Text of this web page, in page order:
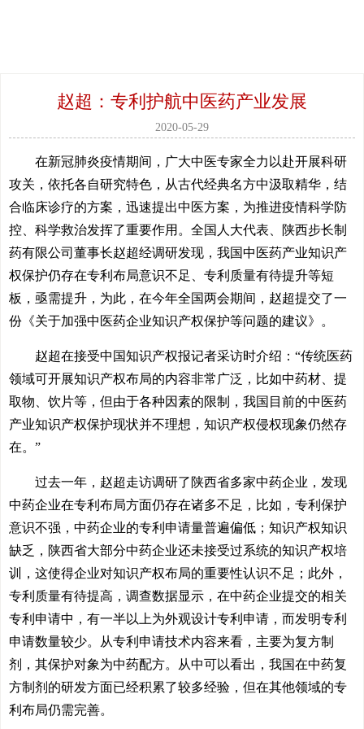
赵超：专利护航中医药产业发展
2020-05-29
在新冠肺炎疫情期间，广大中医专家全力以赴开展科研
攻关，依托各自研究特色，从古代经典名方中汲取精华，结
合临床诊疗的方案，迅速提出中医方案，为推进疫情科学防
控、科学救治发挥了重要作用。全国人大代表、陕西步长制
药有限公司董事长赵超经调研发现，我国中医药产业知识产
权保护仍存在专利布局意识不足、专利质量有待提升等短
板，亟需提升，为此，在今年全国两会期间，赵超提交了一
份《关于加强中医药企业知识产权保护等问题的建议》。
赵超在接受中国知识产权报记者采访时介绍：“传统医药
领域可开展知识产权布局的内容非常广泛，比如中药材、提
取物、饮片等，但由于各种因素的限制，我国目前的中医药
产业知识产权保护现状并不理想，知识产权侵权现象仍然存
在。”
过去一年，赵超走访调研了陕西省多家中药企业，发现
中药企业在专利布局方面仍存在诸多不足，比如，专利保护
意识不强，中药企业的专利申请量普遍偏低；知识产权知识
缺乏，陕西省大部分中药企业还未接受过系统的知识产权培
训，这使得企业对知识产权布局的重要性认识不足；此外，
专利质量有待提高，调查数据显示，在中药企业提交的相关
专利申请中，有一半以上为外观设计专利申请，而发明专利
申请数量较少。从专利申请技术内容来看，主要为复方制
剂，其保护对象为中药配方。从中可以看出，我国在中药复
方制剂的研发方面已经积累了较多经验，但在其他领域的专
利布局仍需完善。